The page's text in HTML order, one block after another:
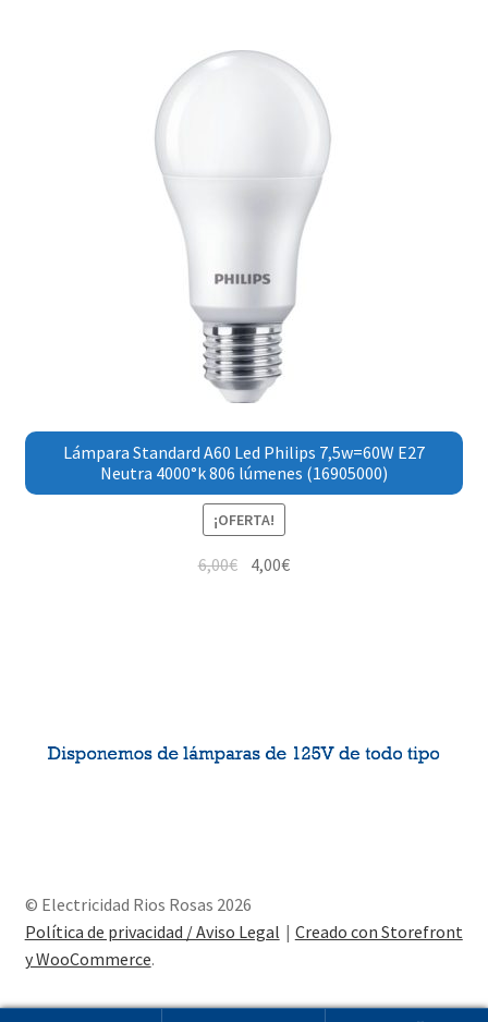
Lámpara Standard A60 Led Philips 7,5w=60W E27
Neutra 4000°k 806 lúmenes (16905000)
¡OFERTA!
6,00€ 4,00€
© Electricidad Rios Rosas 2026
Política de privacidad / Aviso Legal
Creado con Storefront
y WooCommerce.